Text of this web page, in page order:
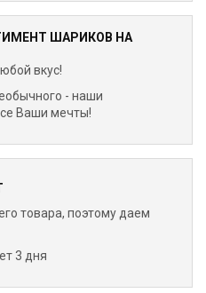
ШАРИКОВ НА
вкус!
- наши
Ваши мечты!
товара, поэтому даем
3 дня